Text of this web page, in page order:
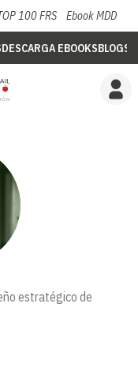
100 FRS Ebook MDD
DESCARGA EBOOKSBLOGS
estratégico de